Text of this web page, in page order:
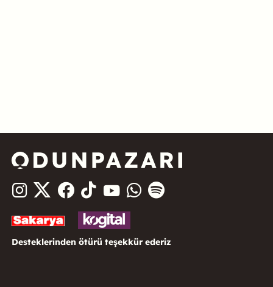
Desteklerinden ötürü teşekkür ederiz